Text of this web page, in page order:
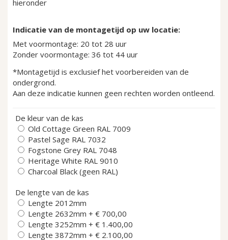
hieronder
Indicatie van de montagetijd op uw locatie:
Met voormontage: 20 tot 28 uur
Zonder voormontage: 36 tot 44 uur
*Montagetijd is exclusief het voorbereiden van de
ondergrond.
Aan deze indicatie kunnen geen rechten worden ontleend.
De kleur van de kas
Old Cottage Green RAL 7009
Pastel Sage RAL 7032
Fogstone Grey RAL 7048
Heritage White RAL 9010
Charcoal Black (geen RAL)
De lengte van de kas
Lengte 2012mm
Lengte 2632mm + € 700,00
Lengte 3252mm + € 1.400,00
Lengte 3872mm + € 2.100,00